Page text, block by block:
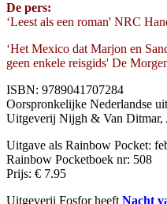
De pers:
‘Leest als een roman' NRC
‘Het Mexico dat Marjon en
geen enkele reisgids' De
ISBN: 9789041707284
Oorspronkelijke Nederlandse
Uitgeverij Nijgh & Van Ditmar,
Uitgave als Rainbow Pocket:
Rainbow Pocketboek nr: 508
Prijs: € 7.95
Uitgeverij Fosfor heeft Nacht